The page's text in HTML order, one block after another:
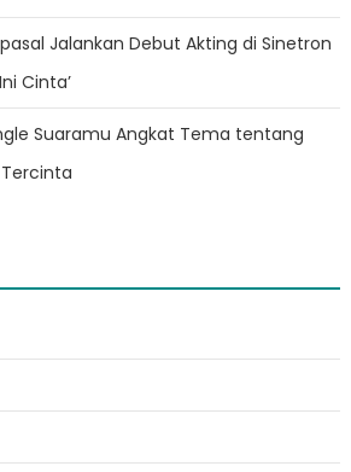
Jalankan Debut Akting di Sinetron
Cinta’
Suaramu Angkat Tema tentang